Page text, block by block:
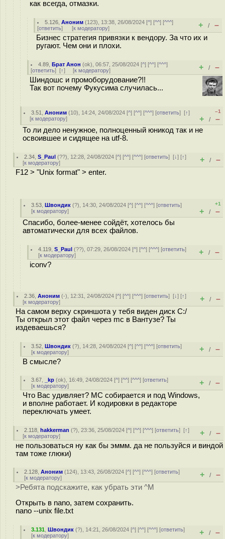
как всегда, отмазки.
5.126 ,Аноним (123), 13:38, 26/08/2024 [^] [^^] [^^^]
[ответить] [к модератору] + / –
Бизнес стратегия привязки к вендору. За что их и
ругают. Чем они и плохи.
4.89 ,Брат Анон (ok), 06:57, 25/08/2024 [^] [^^] [^^^]
[ответить] [↑] [к модератору] + / –
Шиндошс и промоборудование?!!
Так вот почему Фукусима случилась...
3.51 ,Аноним (10), 14:24, 24/08/2024 [^] [^^] [^^^] [ответить][↑]
[к модератору]
–1
+ / –
То ли дело ненужное, полноценный юникод так и не
освоившее и сидящее на utf-8.
2.34 ,S_Paul (??), 12:28, 24/08/2024 [^] [^^] [^^^] [ответить][↓] [↑]
[к модератору] + / –
F12 > "Unix format" > enter.
3.53 ,Швондик (?), 14:30, 24/08/2024 [^] [^^] [^^^] [ответить]
[к модератору]
+1
+ / –
Спасибо, более-менее сойдёт, хотелось бы
автоматически для всех файлов.
4.119 ,S_Paul (??), 07:29, 26/08/2024 [^] [^^] [^^^] [ответить]
[к модератору] + / –
iconv?
2.36 ,Аноним (-), 12:31, 24/08/2024 [^] [^^] [^^^] [ответить][↓] [↑]
[к модератору] + / –
На самом верху скриншота у тебя виден диск C:/
Ты открыл этот файл через mc в Вантузе? Ты
издеваешься?
3.52 ,Швондик (?), 14:28, 24/08/2024 [^] [^^] [^^^] [ответить]
[к модератору] + / –
В смысле?
3.67 _kp (ok), 16:49, 24/08/2024 [^] [^^] [^^^] [ответить]
[к модератору] + / –
Что Вас удивляет? МС собирается и под Windows,
и вполне работает. И кодировки в редакторе
переключать умеет.
2.118 ,hakkerman (?), 23:36, 25/08/2024 [^] [^^] [^^^] [ответить][↑]
[к модератору] + / –
не пользоваться ну как бы эммм. да не пользуйся и виндой
там тоже глюки)
2.128 ,Аноним (124), 13:43, 26/08/2024 [^] [^^] [^^^] [ответить]
[к модератору] + / –
>Ребята подскажите, как убрать эти ^M
Открыть в nano, затем сохранить.
nano --unix file.txt
3.131 ,Швондик (?), 14:21, 26/08/2024 [^] [^^] [^^^] [ответить]
[к модератору] + / –